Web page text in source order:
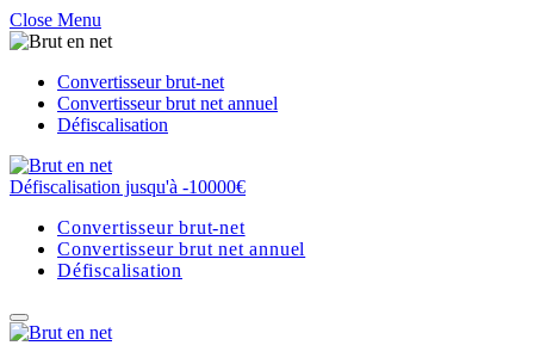
Close Menu
Convertisseur brut-net
Convertisseur brut net annuel
Défiscalisation
Défiscalisation jusqu'à -10000€
Convertisseur brut-net
Convertisseur brut net annuel
Défiscalisation